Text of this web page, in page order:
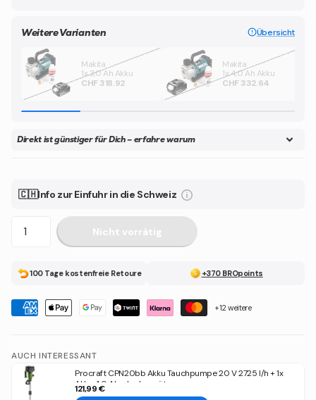
Weitere Varianten Übersicht
Makita
1x 3,0 Ah Akku
CHF 318.92
Makita
1x 4,0 Ah Akku
CHF 332.64
Direkt ist günstiger für Dich – erfahre warum
🇨🇭Info zur Einfuhr in die Schweiz
Nicht vorrätig
100 Tage kostenfreie Retoure +370 BROpoints
+12 weitere
AUCH INTERESSANT
Procraft CPN20bb Akku Tauchpumpe 20 V 2725 l/h + 1x
Akku 4,0 Ah + Ladegerät
121,99 €